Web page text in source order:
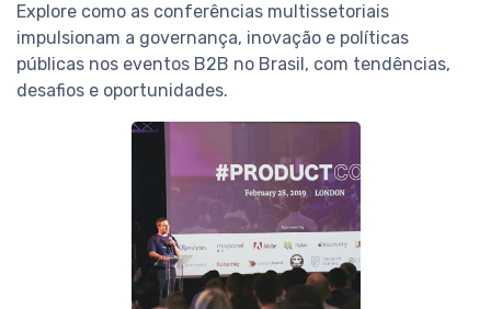
Explore como as conferências multissetoriais
impulsionam a governança, inovação e políticas
públicas nos eventos B2B no Brasil, com tendências,
desafios e oportunidades.